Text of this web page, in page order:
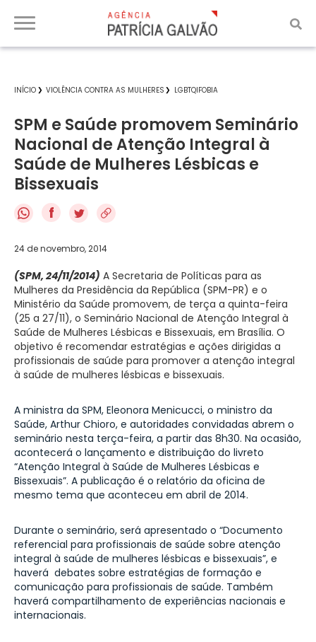
INÍCIO VIOLÊNCIA CONTRA AS MULHERES LGBTQIFOBIA
SPM e Saúde promovem Seminário
Nacional de Atenção Integral à
Saúde de Mulheres Lésbicas e
Bissexuais
f
24 de novembro, 2014
(SPM, 24/11/2014) A Secretaria de Políticas para as
Mulheres da Presidência da República (SPM-PR) e o
Ministério da Saúde promovem, de terça a quinta-feira
(25 a 27/11), o Seminário Nacional de Atenção Integral à
Saúde de Mulheres Lésbicas e Bissexuais, em Brasília. O
objetivo é recomendar estratégias e ações dirigidas a
profissionais de saúde para promover a atenção integral
à saúde de mulheres lésbicas e bissexuais.
A ministra da SPM, Eleonora Menicucci, o ministro da
Saúde, Arthur Chioro, e autoridades convidadas abrem o
seminário nesta terça-feira, a partir das 8h30. Na ocasião,
acontecerá o lançamento e distribuição do livreto
“Atenção Integral à Saúde de Mulheres Lésbicas e
Bissexuais”. A publicação é o relatório da oficina de
mesmo tema que aconteceu em abril de 2014.
Durante o seminário, será apresentado o “Documento
referencial para profissionais de saúde sobre atenção
integral à saúde de mulheres lésbicas e bissexuais”, e
haverá debates sobre estratégias de formação e
comunicação para profissionais de saúde. Também
haverá compartilhamento de experiências nacionais e
internacionais.